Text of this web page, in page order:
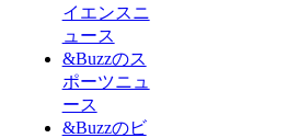
イエンスニ
ュース
&Buzzのス
ポーツニュ
ース
&Buzzのビ